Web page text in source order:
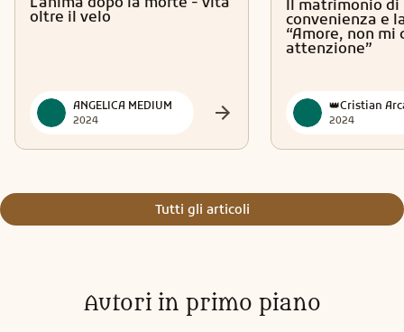
oltre il velo
ANGELICA MEDIUM
2024
Il matrimonio di
convenienza e
“Amore, non mi
attenzione”
2024
Tutti gli articoli
Autori in primo piano